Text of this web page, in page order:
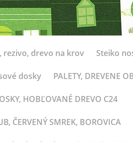
rezivo, drevo na krov Steiko
dosky PALETY, DREVENE
HOBĽOVANÉ DREVO C24
ČERVENÝ SMREK, BOROVICA